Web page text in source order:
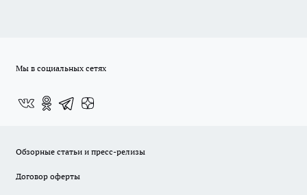
Мы в социальных сетях
Обзорные статьи и пресс-релизы
Договор оферты